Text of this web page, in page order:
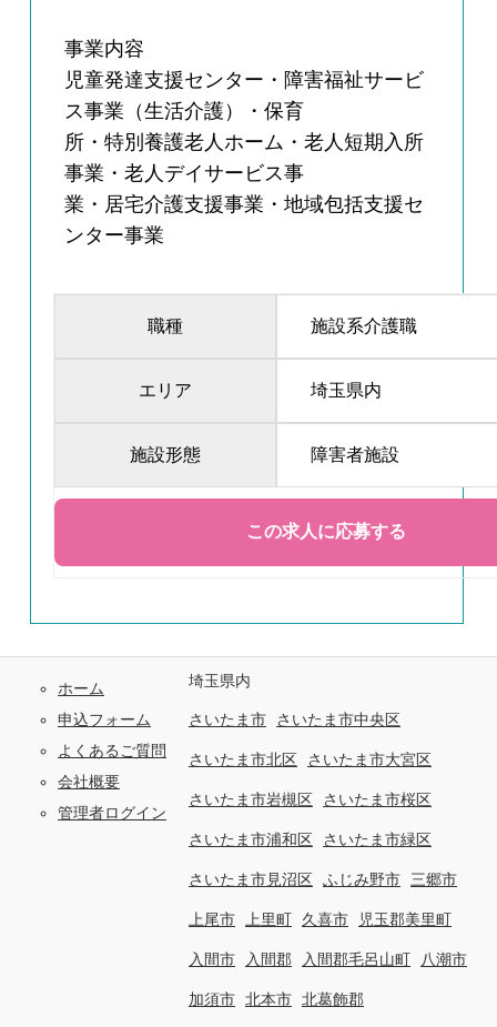
事業内容
児童発達支援センター・障害福祉サービ
ス事業（生活介護）・保育
所・特別養護老人ホーム・老人短期入所
事業・老人デイサービス事
業・居宅介護支援事業・地域包括支援セ
ンター事業
職種 施設系介護職
エリア 埼玉県内
施設形態 障害者施設
ホーム
申込フォーム
よくあるご質問
会社概要
管理者ログイン
埼玉県内
さいたま市 さいたま市中央区
さいたま市北区 さいたま市大宮区
さいたま市岩槻区 さいたま市桜区
さいたま市浦和区 さいたま市緑区
さいたま市見沼区 ふじみ野市 三郷市
上尾市 上里町 久喜市 児玉郡美里町
入間市 入間郡 入間郡毛呂山町 八潮市
加須市 北本市 北葛飾郡